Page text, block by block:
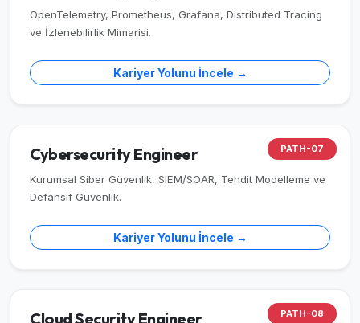
OpenTelemetry, Prometheus, Grafana, Distributed Tracing
ve İzlenebilirlik Mimarisi.
Kariyer Yolunu İncele →
PATH-07
Cybersecurity Engineer
Kurumsal Siber Güvenlik, SIEM/SOAR, Tehdit Modelleme ve
Defansif Güvenlik.
Kariyer Yolunu İncele →
PATH-08
Cloud Security Engineer